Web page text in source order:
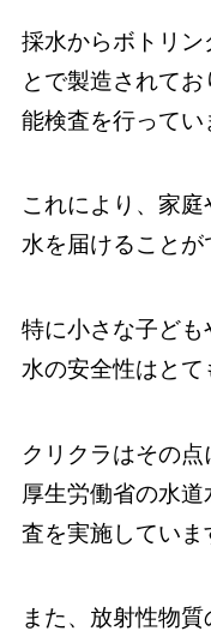
採水からボトリン
とで製造されて
能検査を行ってい
これにより、家
水を届けることが
特に小さな子ども
水の安全性はとて
クリクラはその点
厚生労働省の水
査を実施していま
また、放射性物